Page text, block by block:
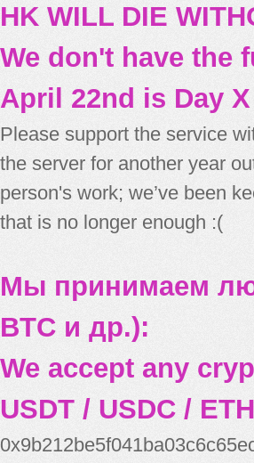
HK WILL DIE
We don't have the
April 22nd is Day X
Please support the service
the server for another year
person's work; we’ve been
that is no longer enough :(
Мы принимаем
BTC и др.):
We accept any
USDT / USDC /